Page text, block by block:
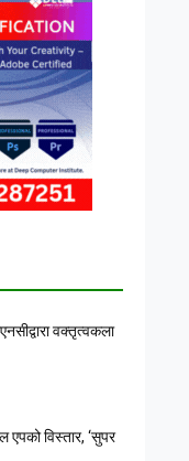
वक्तृत्वकला
एपको विस्तार, ‘सुपर